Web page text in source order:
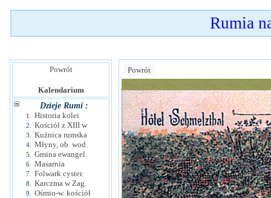
Rumia
Powrót
Kalendarium
Dzieje Rumi :
1. Historia kolei
2. Kościół z XIII w
3. Kuźnica rumska
4. Młyny, ob. wod.
5. Gmina ewangel.
6. Masarnia
7. Folwark cyster.
8. Karczma w Zag.
9.
Ośmio-w. kościół
Powrót